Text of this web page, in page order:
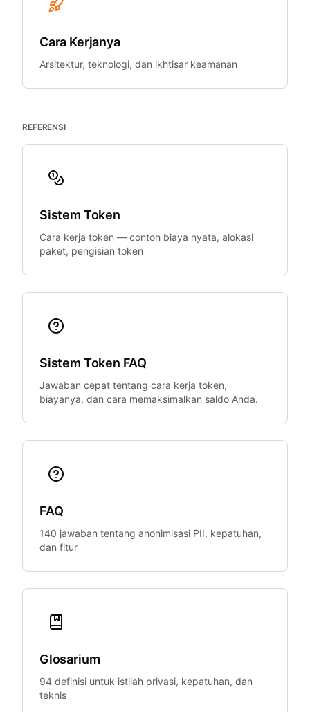
Cara Kerjanya
Arsitektur, teknologi, dan ikhtisar keamanan
REFERENSI
Sistem Token
Cara kerja token — contoh biaya nyata, alokasi
paket, pengisian token
Sistem Token FAQ
Jawaban cepat tentang cara kerja token,
biayanya, dan cara memaksimalkan saldo Anda.
FAQ
140 jawaban tentang anonimisasi PII, kepatuhan,
dan fitur
Glosarium
94 definisi untuk istilah privasi, kepatuhan, dan
teknis